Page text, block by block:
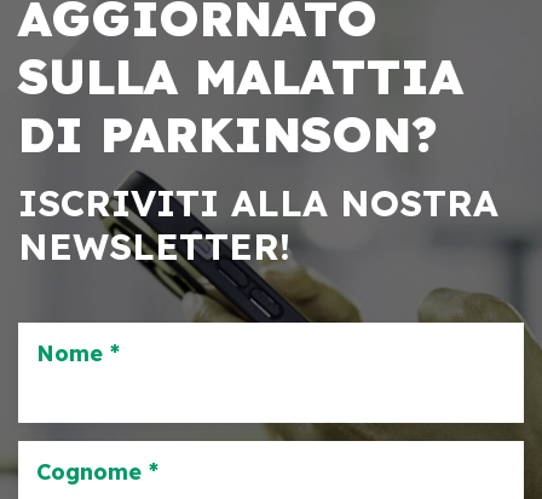
AGGIORNATO
SULLA MALATTIA
DI PARKINSON?
ISCRIVITI ALLA NOSTRA
NEWSLETTER!
Nome *
Cognome *